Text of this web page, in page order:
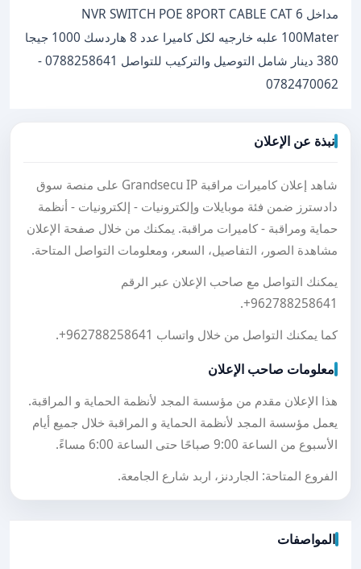
مداخل NVR SWITCH POE 8PORT CABLE CAT 6
100Mater علبه خارجيه لكل كاميرا عدد 8 هاردسك 1000 جيجا
380 دينار شامل التوصيل والتركيب للتواصل 0788258641 -
0782470062
نبذة عن الإعلان
شاهد إعلان كاميرات مراقبة Grandsecu IP على منصة سوق
دادسترز ضمن فئة موبايلات وإلكترونيات - إلكترونيات - أنظمة
حماية ومراقبة - كاميرات مراقبة. يمكنك من خلال صفحة الإعلان
مشاهدة الصور، التفاصيل، السعر، ومعلومات التواصل المتاحة.
يمكنك التواصل مع صاحب الإعلان عبر الرقم
+962788258641
.
كما يمكنك التواصل من خلال واتساب +962788258641
.
معلومات صاحب الإعلان
هذا الإعلان مقدم من مؤسسة المجد لأنظمة الحماية و المراقبة.
يعمل مؤسسة المجد لأنظمة الحماية و المراقبة خلال جميع أيام
الأسبوع من الساعة 9:00 صباحًا حتى الساعة 6:00 مساءً.
الفروع المتاحة: الجاردنز، اربد شارع الجامعة.
المواصفات